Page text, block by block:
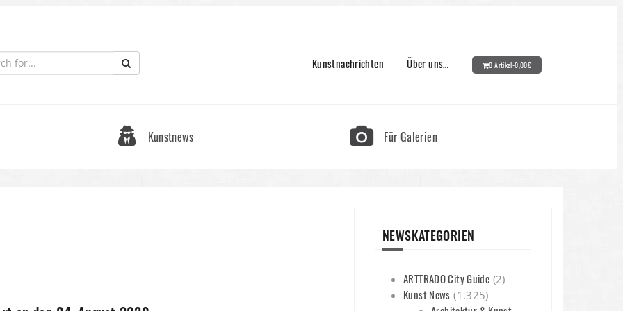
Kunstnachrichten Über uns… 0 Artikel-0,00€
Kunstnews Für Galerien
NEWSKATEGORIEN
ARTTRADO City Guide (2)
Kunst News (1.325)